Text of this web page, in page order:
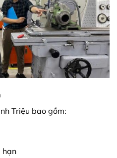
Triệu bao gồm:
hạn